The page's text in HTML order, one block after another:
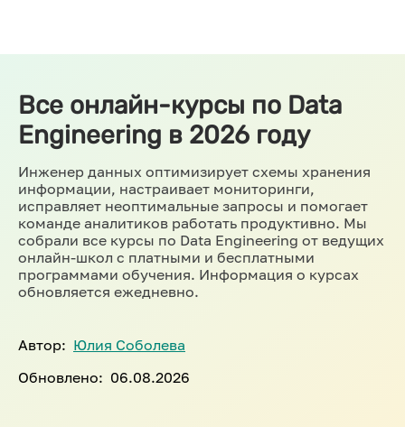
Все онлайн-курсы по Data
Engineering в 2026 году
Инженер данных оптимизирует схемы хранения
информации, настраивает мониторинги,
исправляет неоптимальные запросы и помогает
команде аналитиков работать продуктивно. Мы
собрали все курсы по Data Engineering от ведущих
онлайн-школ с платными и бесплатными
программами обучения. Информация о курсах
обновляется ежедневно.
Автор: Юлия Соболева
Обновлено: 06.08.2026